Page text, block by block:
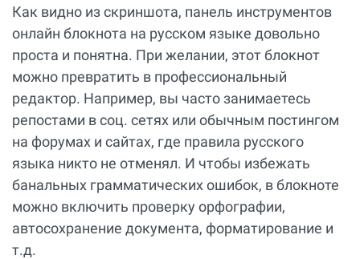
Как видно из скриншота, панель инструментов
онлайн блокнота на русском языке довольно
проста и понятна. При желании, этот блокнот
можно превратить в профессиональный
редактор. Например, вы часто занимаетесь
репостами в соц. сетях или обычным постингом
на форумах и сайтах, где правила русского
языка никто не отменял. И чтобы избежать
банальных грамматических ошибок, в блокноте
можно включить проверку орфографии,
автосохранение документа, форматирование и
т.д.